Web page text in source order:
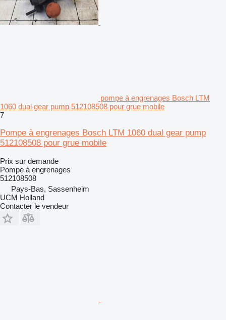
pompe à engrenages Bosch LTM
1060 dual gear pump 512108508 pour grue mobile
7
Pompe à engrenages Bosch LTM 1060 dual gear pump
512108508 pour grue mobile
Prix sur demande
Pompe à engrenages
512108508
Pays-Bas, Sassenheim
UCM Holland
Contacter le vendeur